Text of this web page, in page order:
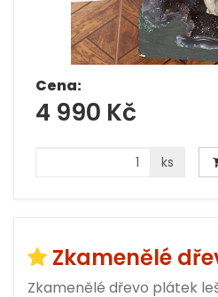
Cena:
4 990 Kč
ks
Zkamenělé
Zkamenělé dřevo plátek